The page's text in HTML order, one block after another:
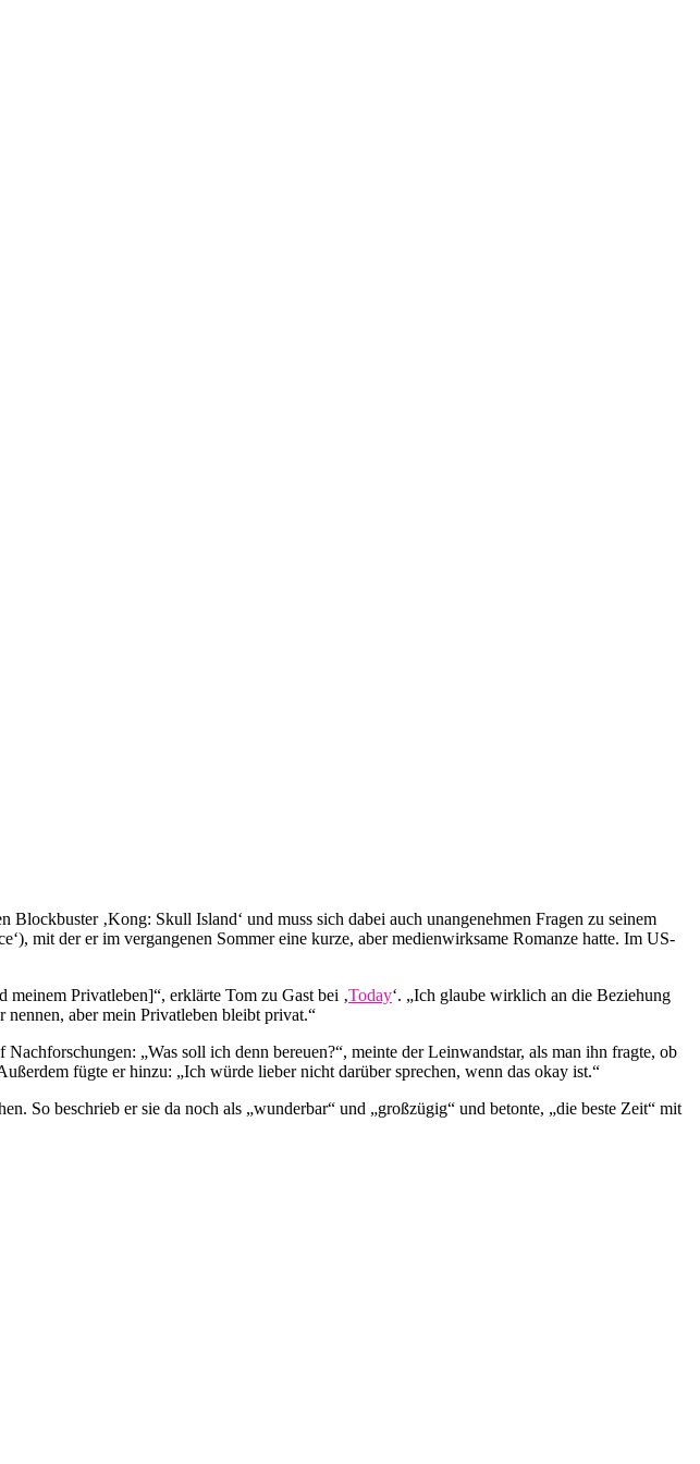
Blockbuster ‚Kong: Skull Island‘ und muss sich dabei auch unangenehmen Fragen zu seinem
mit der er im vergangenen Sommer eine kurze, aber medienwirksame Romanze hatte. Im US-
Privatleben]“, erklärte Tom zu Gast bei ‚Today‘. „Ich glaube wirklich an die Beziehung
aber mein Privatleben bleibt privat.“
„Was soll ich denn bereuen?“, meinte der Leinwandstar, als man ihn fragte, ob
fügte er hinzu: „Ich würde lieber nicht darüber sprechen, wenn das okay ist.“
So beschrieb er sie da noch als „wunderbar“ und „großzügig“ und betonte, „die beste Zeit“ mit